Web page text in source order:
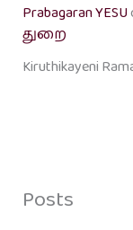
Prabagaran YESU
துறை
Kiruthikayeni
Posts